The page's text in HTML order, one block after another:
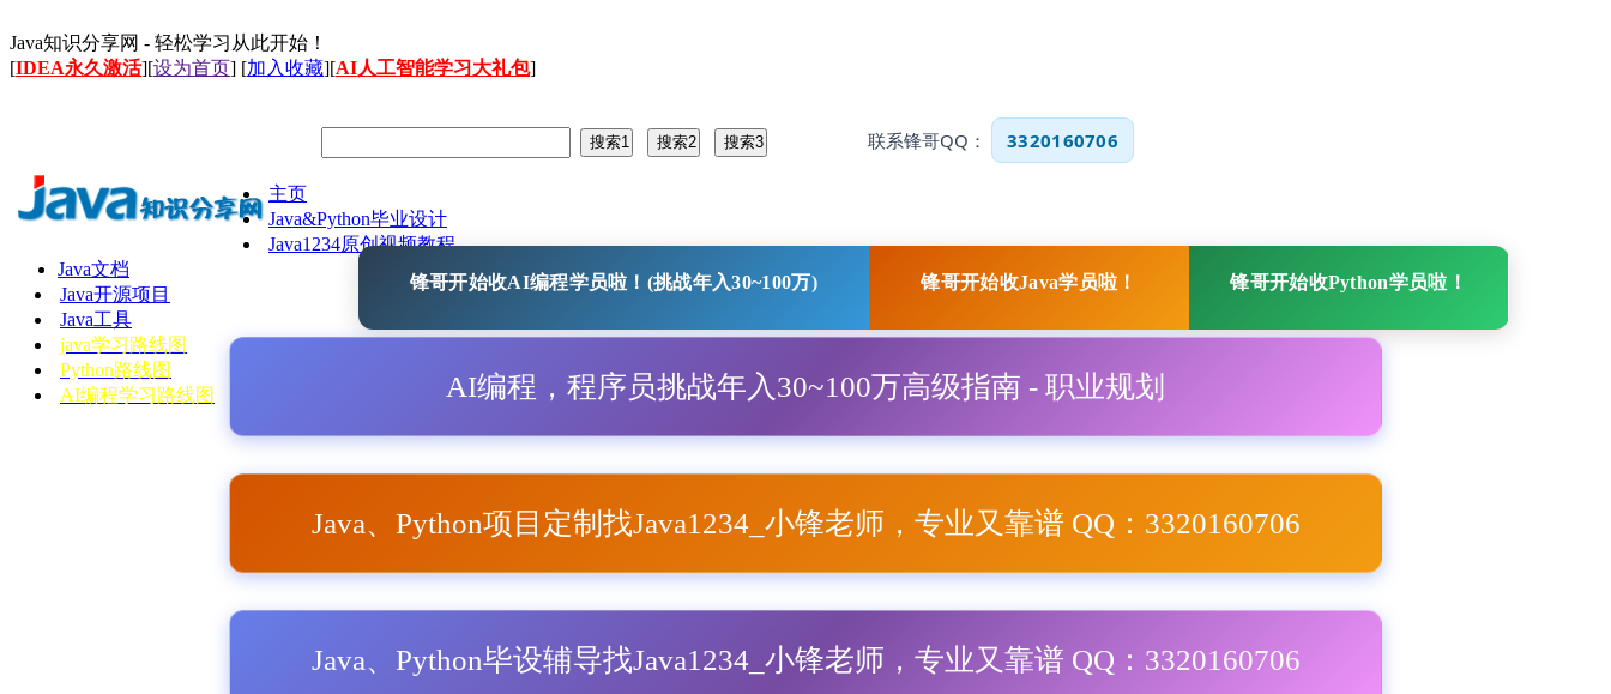
Java知识分享网 - 轻松学习从此开始！
[IDEA永久激活][设为首页] [加入收藏][AI人工智能学习大礼包]
联系锋哥QQ： 3320160706
主页
Java&Python毕业设计
Java1234原创视频教程
Java文档
Java开源项目
Java工具
java学习路线图
Python路线图
AI编程学习路线图
锋哥开始收AI编程学员啦！(挑战年入30~100万) 锋哥开始收Java学员啦！ 锋哥开始收Python学员啦！
AI编程，程序员挑战年入30~100万高级指南 - 职业规划
Java、Python项目定制找Java1234_小锋老师，专业又靠谱 QQ：3320160706
Java、Python毕设辅导找Java1234_小锋老师，专业又靠谱 QQ：3320160706